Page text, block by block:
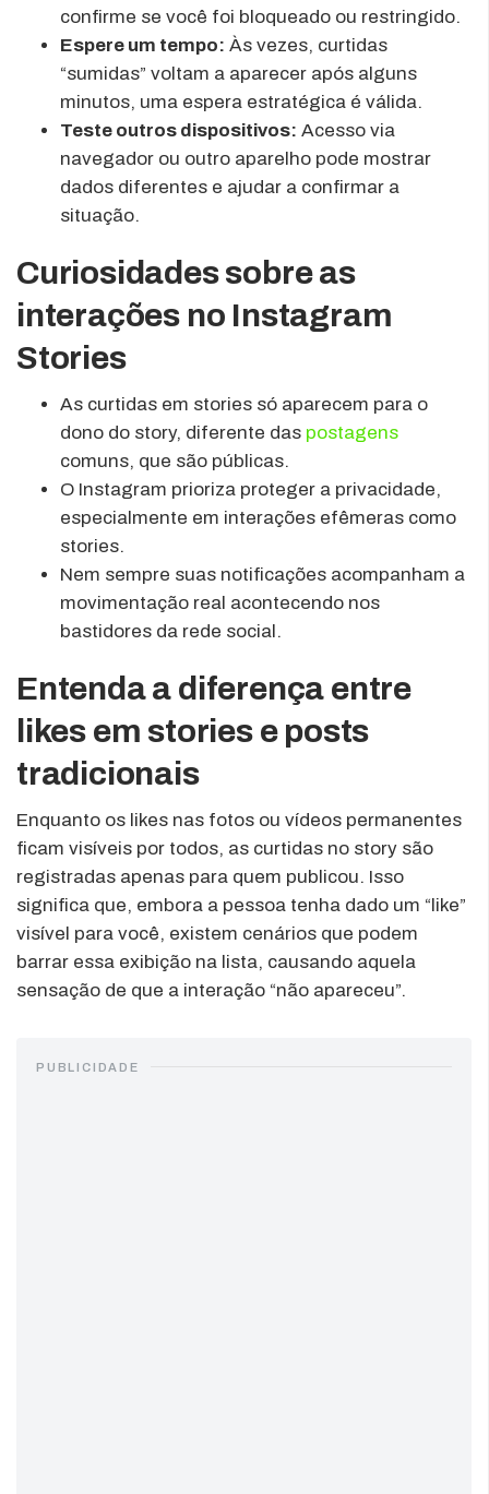
confirme se você foi bloqueado ou restringido.
Espere um tempo: Às vezes, curtidas
“sumidas” voltam a aparecer após alguns
minutos, uma espera estratégica é válida.
Teste outros dispositivos: Acesso via
navegador ou outro aparelho pode mostrar
dados diferentes e ajudar a confirmar a
situação.
Curiosidades sobre as
interações no Instagram
Stories
As curtidas em stories só aparecem para o
dono do story, diferente das postagens
comuns, que são públicas.
O Instagram prioriza proteger a privacidade,
especialmente em interações efêmeras como
stories.
Nem sempre suas notificações acompanham a
movimentação real acontecendo nos
bastidores da rede social.
Entenda a diferença entre
likes em stories e posts
tradicionais
Enquanto os likes nas fotos ou vídeos permanentes
ficam visíveis por todos, as curtidas no story são
registradas apenas para quem publicou. Isso
significa que, embora a pessoa tenha dado um “like”
visível para você, existem cenários que podem
barrar essa exibição na lista, causando aquela
sensação de que a interação “não apareceu”.
PUBLICIDADE